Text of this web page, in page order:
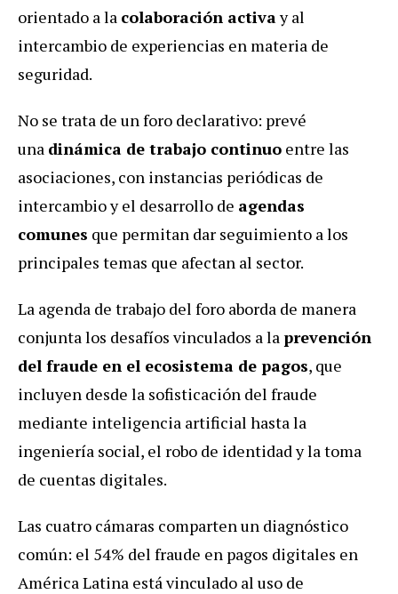
orientado a la colaboración activay al
intercambio de experiencias en materia de
seguridad.
No se trata de un foro declarativo: prevé
una dinámica de trabajo continuo entre las
asociaciones, con instancias periódicas de
intercambio y el desarrollo de agendas
comunes que permitan dar seguimiento a los
principales temas que afectan al sector.
La agenda de trabajo del foro aborda de manera
conjunta los desafíos vinculados a laprevención
del fraude en el ecosistema de pagos, que
incluyen desde la sofisticación del fraude
mediante inteligencia artificial hasta la
ingeniería social, el robo de identidad y la toma
de cuentas digitales.
Las cuatro cámaras comparten un diagnóstico
común: el 54% del fraude en pagos digitales en
América Latina está vinculado al uso de